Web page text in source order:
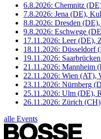
6.8.2026: Chemnitz
7.8.2026: Jena (DE),
8.8.2026: Dresden
9.8.2026: Eschwege
17.11.2026: Leer (DE),
18.11.2026: Düsseldorf
19.11.2026:
21.11.2026: Mannheim
22.11.2026: Wien (AT),
23.11.2026: Nürnberg
25.11.2026: Ulm (DE),
26.11.2026: Zürich
alle Events